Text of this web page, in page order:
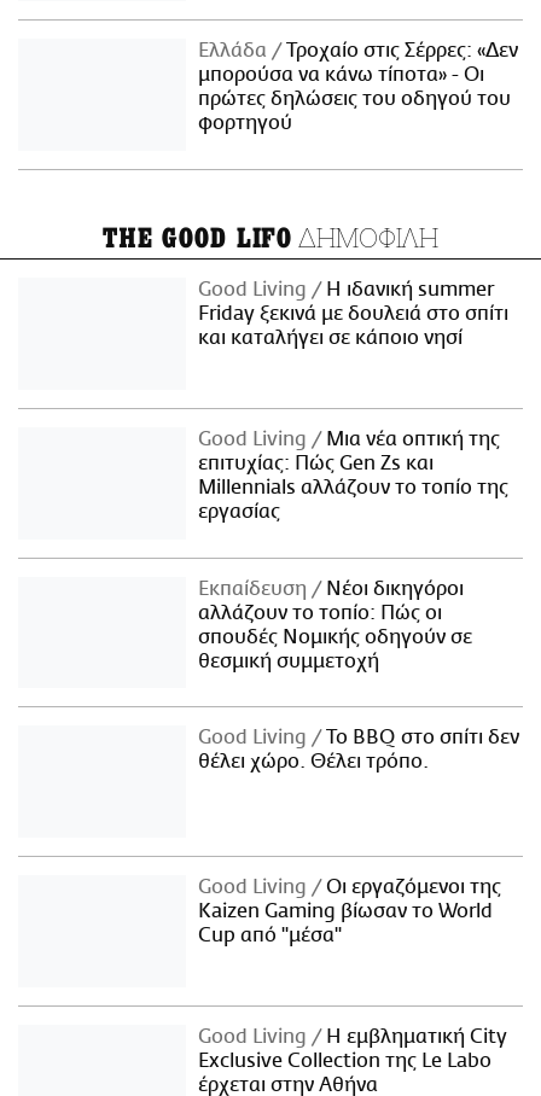
Ελλάδα
Τροχαίο στις Σέρρες: «Δεν
μπορούσα να κάνω τίποτα» - Οι
πρώτες δηλώσεις του οδηγού του
φορτηγού
THE GOOD LIFO ΔΗΜΟΦΙΛΗ
Good Living
Η ιδανική summer
Friday ξεκινά με δουλειά στο σπίτι
και καταλήγει σε κάποιο νησί
Good Living
Μια νέα οπτική της
επιτυχίας: Πώς Gen Zs και
Millennials αλλάζουν το τοπίο της
εργασίας
Εκπαίδευση
Νέοι δικηγόροι
αλλάζουν το τοπίο: Πώς οι
σπουδές Νομικής οδηγούν σε
θεσμική συμμετοχή
Good Living
Το BBQ στο σπίτι δεν
θέλει χώρο. Θέλει τρόπο.
Good Living
Οι εργαζόμενοι της
Kaizen Gaming βίωσαν το World
Cup από "μέσα"
Good Living
Η εμβληματική City
Exclusive Collection της Le Labo
έρχεται στην Αθήνα